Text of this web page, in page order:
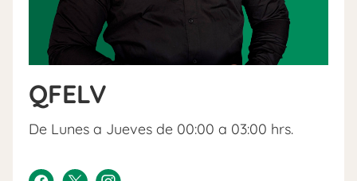
QFELV
De Lunes a Jueves de 00:00 a 03:00 hrs.